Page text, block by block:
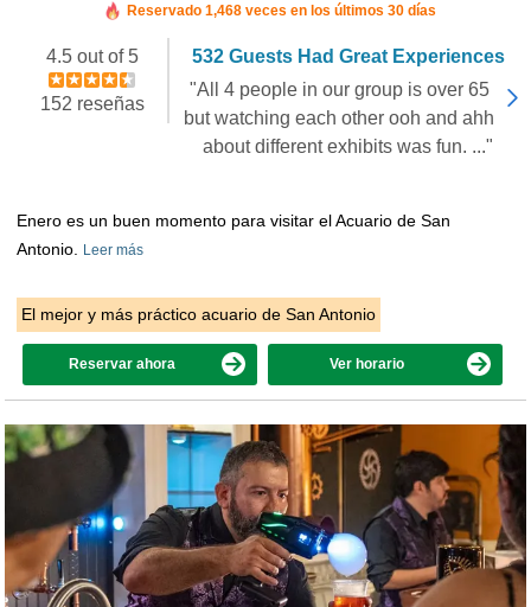
Reservado 1,468 veces en los últimos 30 días
4.5 out of 5
152 reseñas
532 Guests Had Great Experiences
"All 4 people in our group is over 65
but watching each other ooh and ahh
about different exhibits was fun. ..."
Enero es un buen momento para visitar el Acuario de San
Antonio.
Leer más
El mejor y más práctico acuario de San Antonio
Reservar ahora Ver horario